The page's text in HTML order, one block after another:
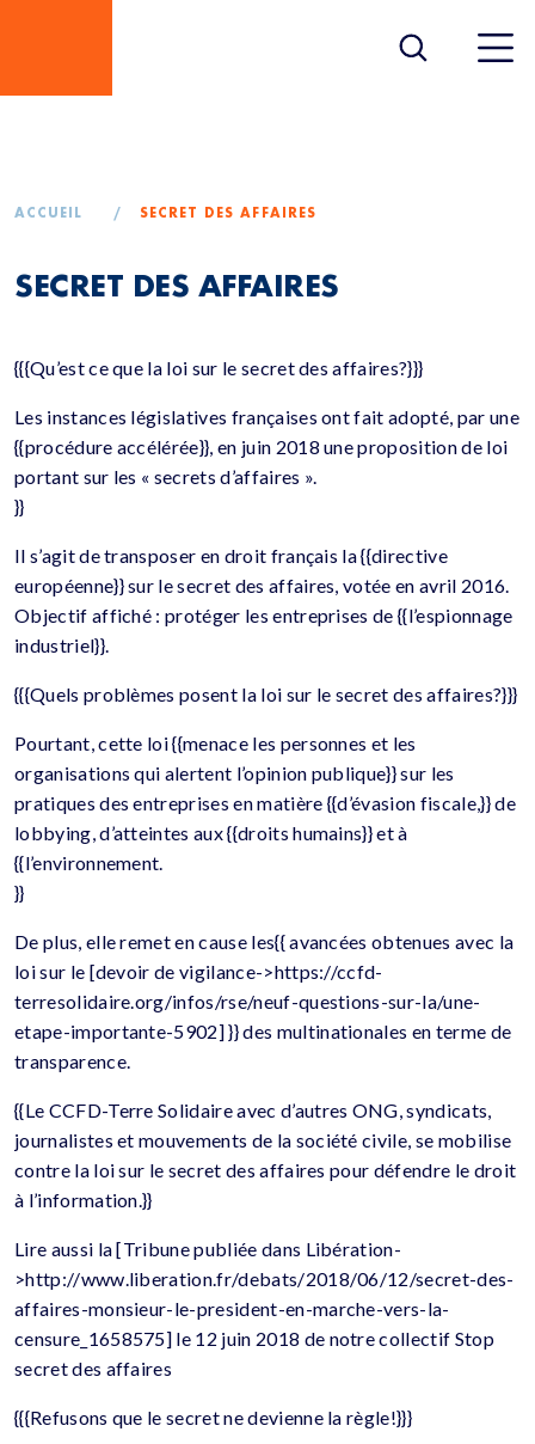
SECRET DES AFFAIRES
ACCUEIL / SECRET DES AFFAIRES
SECRET DES AFFAIRES
{{{Qu’est ce que la loi sur le secret des affaires?}}}
Les instances législatives françaises ont fait adopté, par une
{{procédure accélérée}}, en juin 2018 une proposition de loi
portant sur les « secrets d’affaires ».
}}
Il s’agit de transposer en droit français la {{directive
européenne}} sur le secret des affaires, votée en avril 2016.
Objectif affiché : protéger les entreprises de {{l’espionnage
industriel}}.
{{{Quels problèmes posent la loi sur le secret des affaires?}}}
Pourtant, cette loi {{menace les personnes et les
organisations qui alertent l’opinion publique}} sur les
pratiques des entreprises en matière {{d’évasion fiscale,}} de
lobbying, d’atteintes aux {{droits humains}} et à
{{l’environnement.
}}
De plus, elle remet en cause les{{ avancées obtenues avec la
loi sur le [devoir de vigilance->https://ccfd-
terresolidaire.org/infos/rse/neuf-questions-sur-la/une-
etape-importante-5902] }} des multinationales en terme de
transparence.
{{Le CCFD-Terre Solidaire avec d’autres ONG, syndicats,
journalistes et mouvements de la société civile, se mobilise
contre la loi sur le secret des affaires pour défendre le droit
à l’information.}}
Lire aussi la [Tribune publiée dans Libération-
>http://www.liberation.fr/debats/2018/06/12/secret-des-
affaires-monsieur-le-president-en-marche-vers-la-
censure_1658575] le 12 juin 2018 de notre collectif Stop
secret des affaires
{{{Refusons que le secret ne devienne la règle!}}}